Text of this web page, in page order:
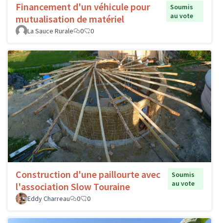
Financement d'un véhicule pour
mutualisation de matériel
Soumis
au vote
La Sauce Rurale
0 0
Construction d'une paillourte avec
l'association Slow Touraine
Soumis
au vote
Eddy Charreau
0 0